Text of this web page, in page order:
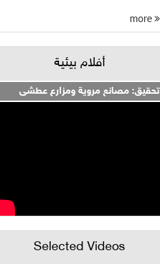
أفلام بيئية
تحقيق: مصانع مروية ومزارع عطشى
Selected Videos